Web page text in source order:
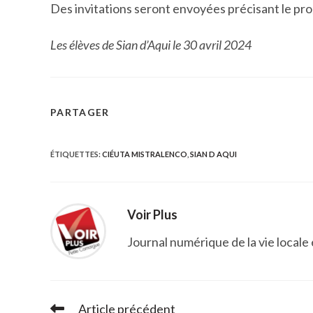
Des invitations seront envoyées précisant le
Les élèves de Sian d’Aqui le 30 avril 2024
PARTAGER
ÉTIQUETTES:CIÉUTA MISTRALENCO SIAN D AQUI
Voir Plus
Journal numérique de la vie
Read
Article précédent